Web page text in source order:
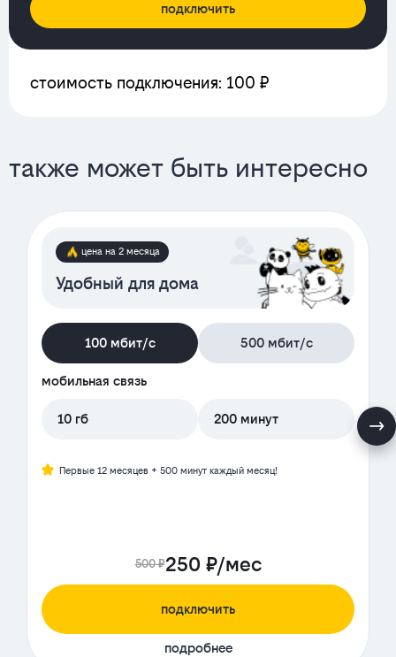
подключить
стоимость подключения: 100 ₽
также может быть интересно
цена на 2 месяца
Удобный для дома
100 мбит/с 500 мбит/с
мобильная связь
10 гб 200 минут
Первые 12 месяцев + 500 минут каждый месяц!
500 ₽250 ₽/мес
подключить
подробнее